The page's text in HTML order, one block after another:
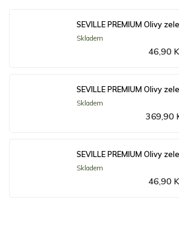
SEVILLE PREMIUM Olivy
Skladem
46,90
SEVILLE PREMIUM Olivy
Skladem
369,90
SEVILLE PREMIUM Olivy
Skladem
46,90